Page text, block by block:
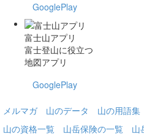
GooglePlay
富士山アプリ
富士登山に役立つ
地図アプリ
GooglePlay
メルマガ 山のデータ 山の用語集
山の資格一覧
山岳保険の一覧 山